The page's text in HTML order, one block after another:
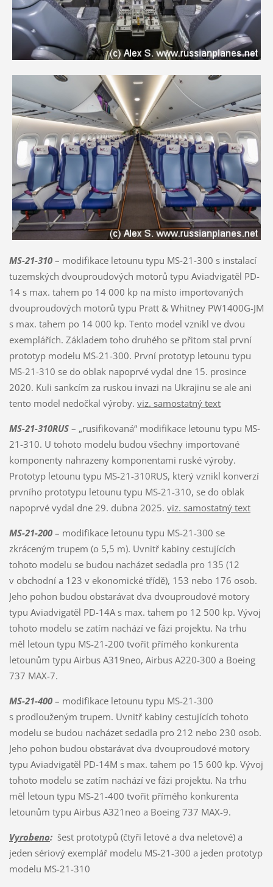
MS-21-310– modifikace letounu typu MS-21-300 s instalací
tuzemských dvouproudových motorů typu Aviadvigatěl PD-
14 s max. tahem po 14 000 kp na místo importovaných
dvouproudových motorů typu Pratt & Whitney PW1400G-JM
s max. tahem po 14 000 kp. Tento model vznikl ve dvou
exemplářích. Základem toho druhého se přitom stal první
prototyp modelu MS-21-300. První prototyp letounu typu
MS-21-310 se do oblak napoprvé vydal dne 15. prosince
2020. Kuli sankcím za ruskou invazi na Ukrajinu se ale ani
tento model nedočkal výroby. viz. samostatný text
MS-21-310RUS– „rusifikovaná“ modifikace letounu typu MS-
21-310. U tohoto modelu budou všechny importované
komponenty nahrazeny komponentami ruské výroby.
Prototyp letounu typu MS-21-310RUS, který vznikl konverzí
prvního prototypu letounu typu MS-21-310, se do oblak
napoprvé vydal dne 29. dubna 2025. viz. samostatný text
MS-21-200– modifikace letounu typu MS-21-300 se
zkráceným trupem (o 5,5 m). Uvnitř kabiny cestujících
tohoto modelu se budou nacházet sedadla pro 135 (12
v obchodní a 123 v ekonomické třídě), 153 nebo 176 osob.
Jeho pohon budou obstarávat dva dvouproudové motory
typu Aviadvigatěl PD-14A s max. tahem po 12 500 kp. Vývoj
tohoto modelu se zatím nachází ve fázi projektu. Na trhu
měl letoun typu MS-21-200 tvořit přímého konkurenta
letounům typu Airbus A319neo, Airbus A220-300 a Boeing
737 MAX-7.
MS-21-400– modifikace letounu typu MS-21-300
s prodlouženým trupem. Uvnitř kabiny cestujících tohoto
modelu se budou nacházet sedadla pro 212 nebo 230 osob.
Jeho pohon budou obstarávat dva dvouproudové motory
typu Aviadvigatěl PD-14M s max. tahem po 15 600 kp. Vývoj
tohoto modelu se zatím nachází ve fázi projektu. Na trhu
měl letoun typu MS-21-400 tvořit přímého konkurenta
letounům typu Airbus A321neo a Boeing 737 MAX-9.
Vyrobeno:šest prototypů (čtyři letové a dva neletové) a
jeden sériový exemplář modelu MS-21-300 a jeden prototyp
modelu MS-21-310